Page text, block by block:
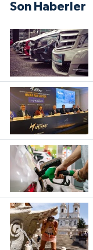
Son Haberler